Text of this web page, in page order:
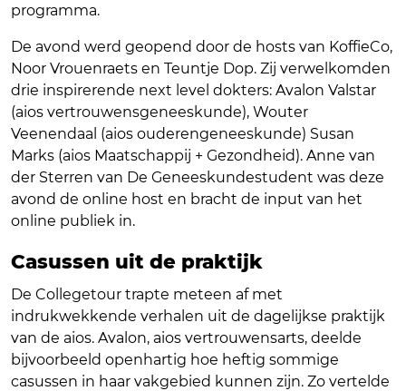
programma.
De avond werd geopend door de hosts van KoffieCo,
Noor Vrouenraets en Teuntje Dop. Zij verwelkomden
drie inspirerende next level dokters: Avalon Valstar
(aios vertrouwensgeneeskunde), Wouter
Veenendaal (aios ouderengeneeskunde) Susan
Marks (aios Maatschappij + Gezondheid). Anne van
der Sterren van De Geneeskundestudent was deze
avond de online host en bracht de input van het
online publiek in.
Casussen uit de praktijk
De Collegetour trapte meteen af met
indrukwekkende verhalen uit de dagelijkse praktijk
van de aios. Avalon, aios vertrouwensarts, deelde
bijvoorbeeld openhartig hoe heftig sommige
casussen in haar vakgebied kunnen zijn. Zo vertelde